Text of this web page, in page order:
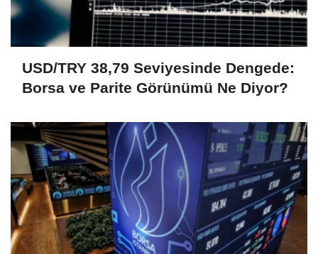
USD/TRY 38,79 Seviyesinde Dengede:
Borsa ve Parite Görünümü Ne Diyor?